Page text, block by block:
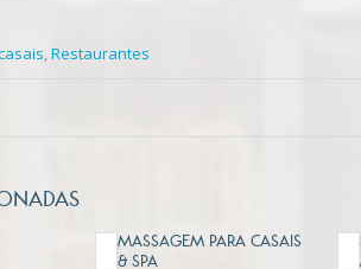
,Restaurantes
MASSAGEM PARA CASAIS
& SPA